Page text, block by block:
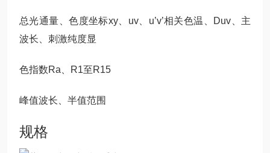
总光通量、色度坐标xy、uv、u’v’相关色温、Duv、主
波长、刺激纯度显
色指数Ra、R1至R15
峰值波长、半值范围
规格